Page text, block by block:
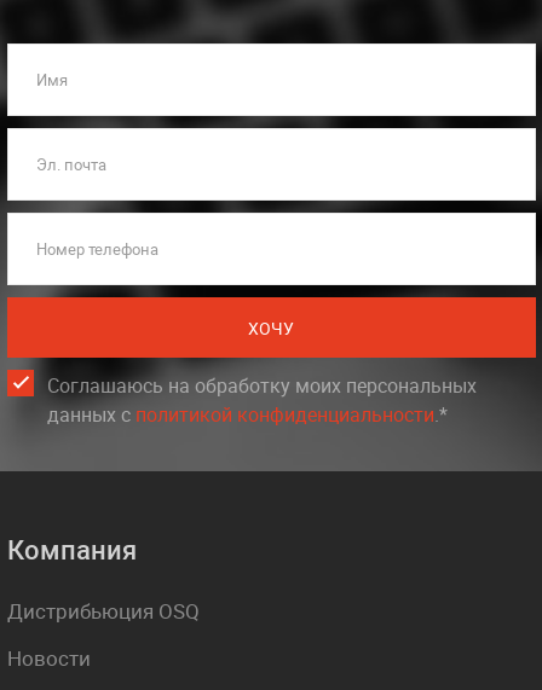
Имя
Эл. почта
Номер телефона
ХОЧУ
Соглашаюсь на обработку моих персональных
данных c политикой конфиденциальности.*
Компания
Дистрибьюция OSQ
Новости